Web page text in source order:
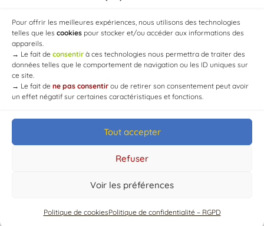
Pour offrir les meilleures expériences, nous utilisons des technologies
telles que les cookies pour stocker et/ou accéder aux informations des
appareils.
→ Le fait de consentir à ces technologies nous permettra de traiter des
données telles que le comportement de navigation ou les ID uniques sur
ce site.
→ Le fait de ne pas consentir ou de retirer son consentement peut avoir
un effet négatif sur certaines caractéristiques et fonctions.
Tout accepter
Refuser
Voir les préférences
Politique de cookiesPolitique de confidentialité – RGPD
France…
© Mairie de Chaource [2004-2024] | Tous droits réservés.
Developed byWEB3-DESIGN